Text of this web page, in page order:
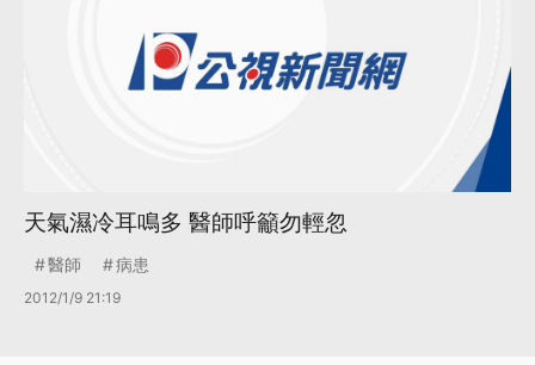
天氣濕冷耳鳴多 醫師呼籲勿輕忽
醫師 病患
2012/1/9 21:19